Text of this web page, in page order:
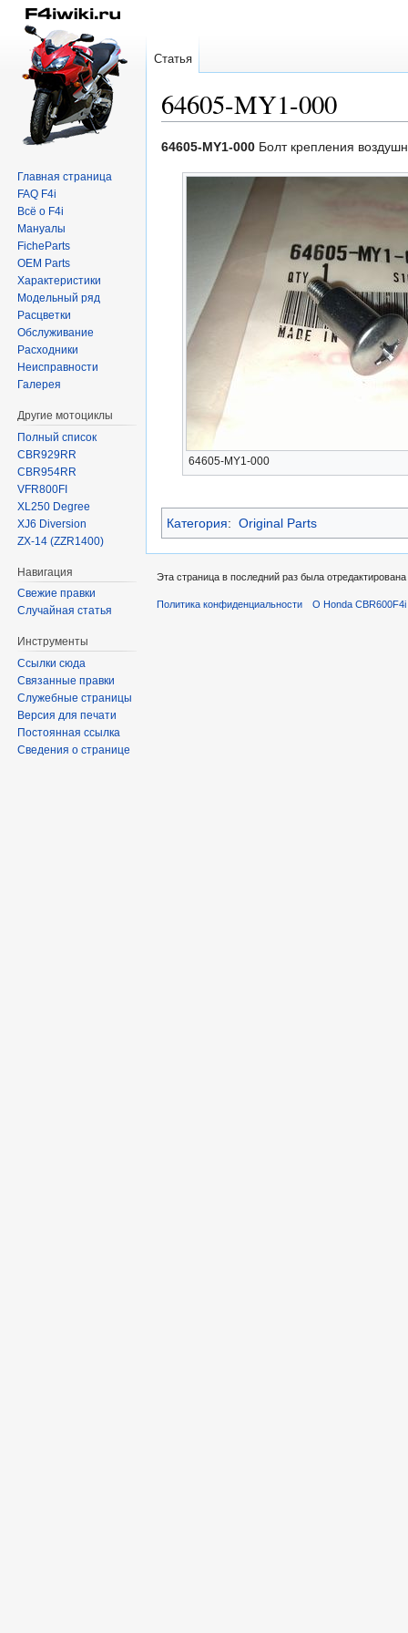
64605-MY1-000
Перейти
Перейти
64605-MY1-000 Болт крепления
64605-MY1-000
Категория: Original Parts
Статья
Главная страница
FAQ F4i
Всё о F4i
Мануалы
FicheParts
OEM Parts
Характеристики
Модельный ряд
Расцветки
Обслуживание
Расходники
Неисправности
Галерея
Другие мотоциклы
Полный список
CBR929RR
CBR954RR
VFR800FI
XL250 Degree
XJ6 Diversion
ZX-14 (ZZR1400)
Навигация
Свежие правки
Случайная статья
Инструменты
Ссылки сюда
Связанные правки
Служебные страницы
Версия для печати
Постоянная ссылка
Сведения о странице
Эта страница в последний раз была
Политика конфиденциальности О Honda CBR600F4i